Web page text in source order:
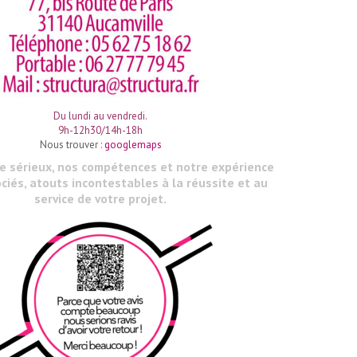
Du lundi au vendredi.
9h-12h30/14h-18h
Nous trouver :googlemaps
sérieux, nos compétences et notre expérience
atouts incontestables à la réussite et au
service de votre projet.